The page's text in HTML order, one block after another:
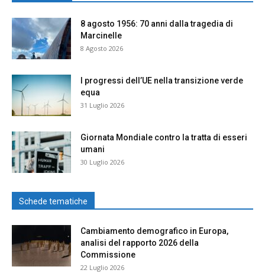
8 agosto 1956: 70 anni dalla tragedia di
Marcinelle
8 Agosto 2026
I progressi dell’UE nella transizione verde
equa
31 Luglio 2026
Giornata Mondiale contro la tratta di esseri
umani
30 Luglio 2026
Schede tematiche
Cambiamento demografico in Europa,
analisi del rapporto 2026 della
Commissione
22 Luglio 2026